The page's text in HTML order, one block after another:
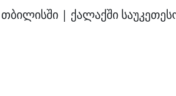
| ქალაქში